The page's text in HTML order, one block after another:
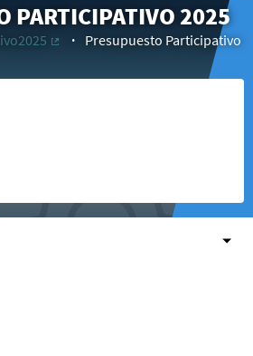
PARTICIPATIVO 2025
Presupuesto Participativo